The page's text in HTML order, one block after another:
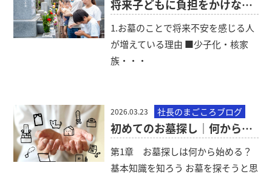
将来子どもに負担をかけないお墓の考え方｜一般墓でもできる対策
1.お墓のことで将来不安を感じる人
が増えている理由 ■少子化・核家
族・・・
2026.03.23 社長のまごころブログ
初めてのお墓探し｜何から始めればいい？後悔しない基本ステップ
第1章 お墓探しは何から始める？
基本知識を知ろう お墓を探そうと思